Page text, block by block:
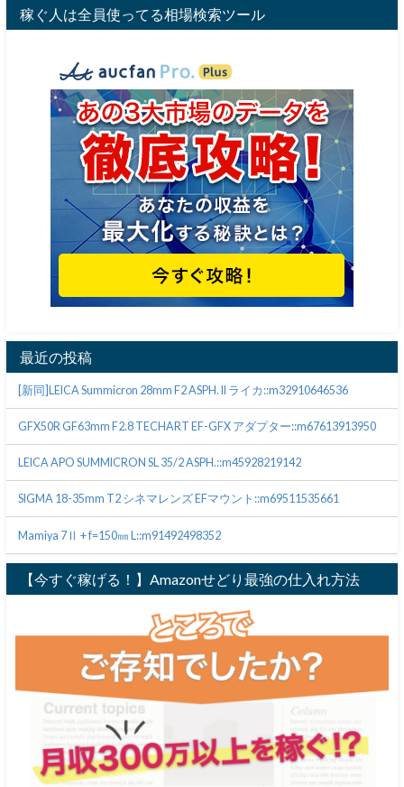
稼ぐ人は全員使ってる相場検索ツール
最近の投稿
[新同]LEICA Summicron 28mm F2 ASPH. II ライカ::m32910646536
GFX50R GF63mm F2.8 TECHART EF-GFX アダプター::m67613913950
LEICA APO SUMMICRON SL 35/2 ASPH.::m45928219142
SIGMA 18-35mm T2 シネマレンズ EFマウント::m69511535661
Mamiya 7Ⅱ + f=150㎜ L::m91492498352
【今すぐ稼げる！】Amazonせどり最強の仕入れ方法